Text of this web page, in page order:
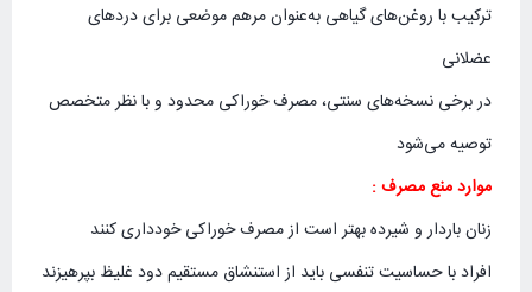
ترکیب با روغن‌های گیاهی به‌عنوان مرهم موضعی برای دردهای
عضلانی
در برخی نسخه‌های سنتی، مصرف خوراکی محدود و با نظر متخصص
توصیه می‌شود
موارد منع مصرف :
زنان باردار و شیرده بهتر است از مصرف خوراکی خودداری کنند
افراد با حساسیت تنفسی باید از استنشاق مستقیم دود غلیظ بپرهیزند